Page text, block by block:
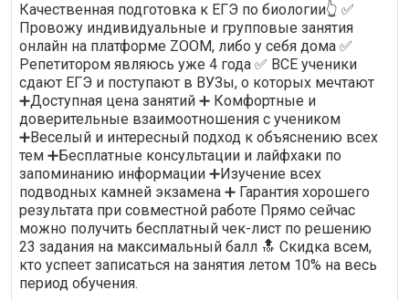
Качественная подготовка к ЕГЭ по биологии👆 ✅
Провожу индивидуальные и групповые занятия
онлайн на платформе ZOOM, либо у себя дома ✅
Репетитором являюсь уже 4 года ✅ ВСЕ ученики
сдают ЕГЭ и поступают в ВУЗы, о которых мечтают
➕Доступная цена занятий ➕ Комфортные и
доверительные взаимоотношения с учеником
➕Веселый и интересный подход к объяснению всех
тем ➕Бесплатные консультации и лайфхаки по
запоминанию информации ➕Изучение всех
подводных камней экзамена ➕ Гарантия хорошего
результата при совместной работе Прямо сейчас
можно получить бесплатный чек-лист по решению
23 задания на максимальный балл 🔝 Скидка всем,
кто успеет записаться на занятия летом 10% на весь
период обучения.